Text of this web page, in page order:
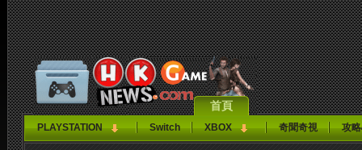
首頁
PLAYSTATION Switch XBOX 奇聞奇視 攻